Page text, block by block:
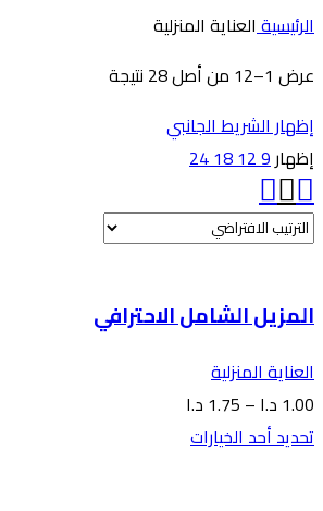
الرئيسيةالعناية المنزلية
عرض 1–12 من أصل 28 نتيجة
إظهار الشريط الجانبي
إظهار9
12
18
24
المزيل الشامل الاحترافي
العناية المنزلية
1.00 د.ا –
1.75 د.ا
تحديد أحد الخيارات